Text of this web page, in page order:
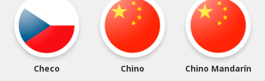
Checo Chino Chino Mandarín